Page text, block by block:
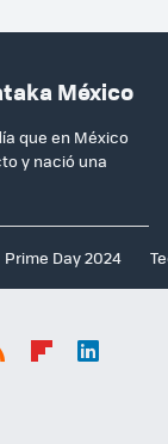
México
que en México
y nació una
Prime Day 2024